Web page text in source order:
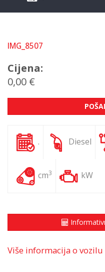
IMG_8507
Cijena:
0,00 €
. Diesel
cm3 kW
Više informacija o vozilu